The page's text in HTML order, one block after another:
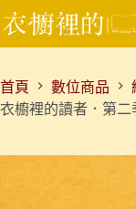
跳
至
要
內
容
首頁 數位商品
衣櫥裡的讀者．第二